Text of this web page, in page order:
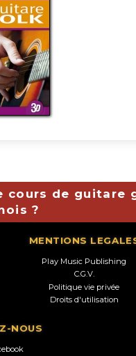
cours de guitare
?
MENTIONS
Play Music Publishing
C.G.V.
Politique vie privée
Droits d'utilisation
NOUS